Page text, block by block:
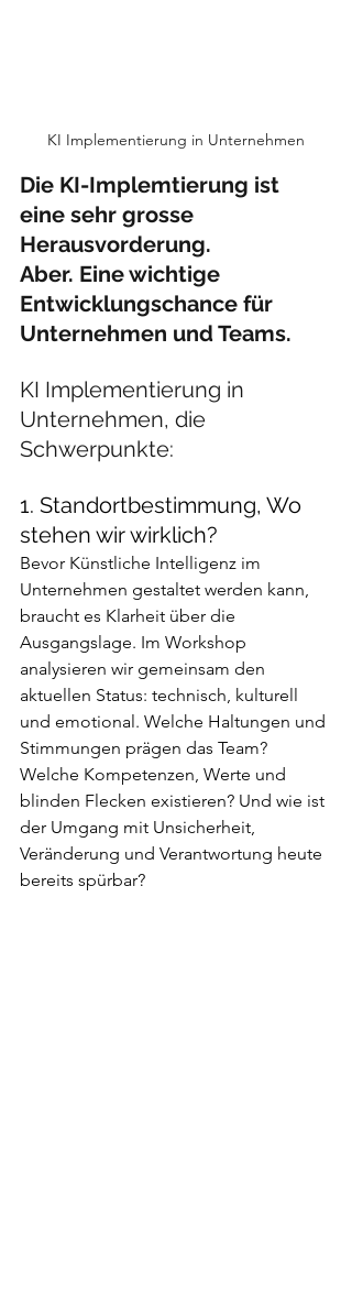
KI Implementierung in Unternehmen
Die KI-Implemtierung ist
eine sehr grosse
Herausvorderung.
Aber. Eine wichtige
Entwicklungschance für
Unternehmen und Teams.
KI Implementierung in
Unternehmen, die
Schwerpunkte:
1. Standortbestimmung, Wo
stehen wir wirklich?
Bevor Künstliche Intelligenz im
Unternehmen gestaltet werden kann,
braucht es Klarheit über die
Ausgangslage. Im Workshop
analysieren wir gemeinsam den
aktuellen Status: technisch, kulturell
und emotional. Welche Haltungen und
Stimmungen prägen das Team?
Welche Kompetenzen, Werte und
blinden Flecken existieren? Und wie ist
der Umgang mit Unsicherheit,
Veränderung und Verantwortung heute
bereits spürbar?